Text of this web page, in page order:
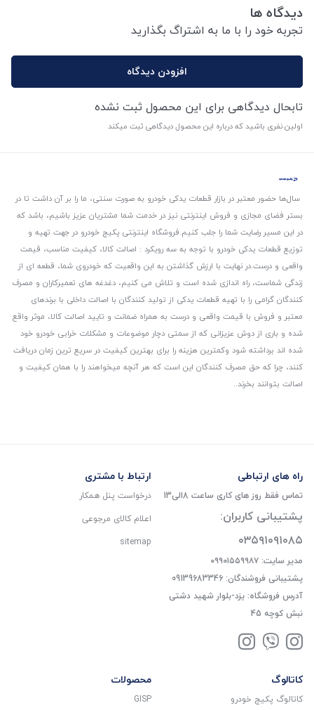
دیدگاه ها
تجربه خود را با ما به اشتراگ بگذارید
افزودن دیدگاه
تابحال دیدگاهی برای این محصول ثبت نشده
اولین نفری باشید که درباره این محصول دیدگاهی ثبت میکند
سال‌ها حضور معتبر در بازار قطعات یدکی خودرو به صورت سنتی، ما را بر آن داشت تا در
بستر فضای مجازی و فروش اینترنتی نیز در خدمت شما مشتریان عزیز باشیم، باشد که
در این مسیر رضایت شما را جلب کنیم.فروشگاه اینترنتی پکیج خودرو در جهت تهیه و
توزیع قطعات یدکی خودرو با توجه به سه رویکرد : اصالت کالا، کیفیت مناسب، قیمت
واقعی و درست.در نهایت با ارزش گذاشتن به این واقعیت که خودروی شما، قطعه ای از
زندگی شماست، راه اندازی شده است و تلاش می کنیم، دغدغه های تعمیرکاران و مصرف
کنندگان گرامی را با تهیه قطعات یدکی از تولید کنندگان با اصالت داخلی با برندهای
معتبر و فروش با قیمت واقعی و درست به همراه ضمانت و تایید اصالت کالا، موثر واقع
شده و باری از دوش عزیزانی که از سمتی دچار موضوعات و مشکلات خرابی خودرو خود
شده اند برداشته شود و‌کمترین هزینه را برای بهترین کیفیت در سریع ترین زمان دریافت
کنند، چرا که حق مصرف کنندگان این است که هر آنچه میخواهند را با همان کیفیت و
اصالت بتوانند بخرند..
راه های ارتباطی
تماس فقط روز های کاری ساعت 8الی13
پشتیبانی کاربران:
۰۳۵۹۱۰۹۱۰۸۵
مدیر سایت: ۰۹۹۰۱۵۵۹۹۸۷
پشتیبانی فروشندگان: 09139683346
آدرس فروشگاه: یزد-بلوار شهید دشتی
نبش کوچه 45
ارتباط با مشتری
درخواست پنل همکار
اعلام کالای مرجوعی
sitemap
کاتالوگ
کاتالوگ پکیج خودرو
محصولات
GISP